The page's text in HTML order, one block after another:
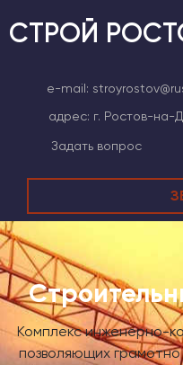
СТРОЙ
e-mail:
адрес: г. Ростов-на-
Задать вопрос
Комплекс инженерно-
позволяющих